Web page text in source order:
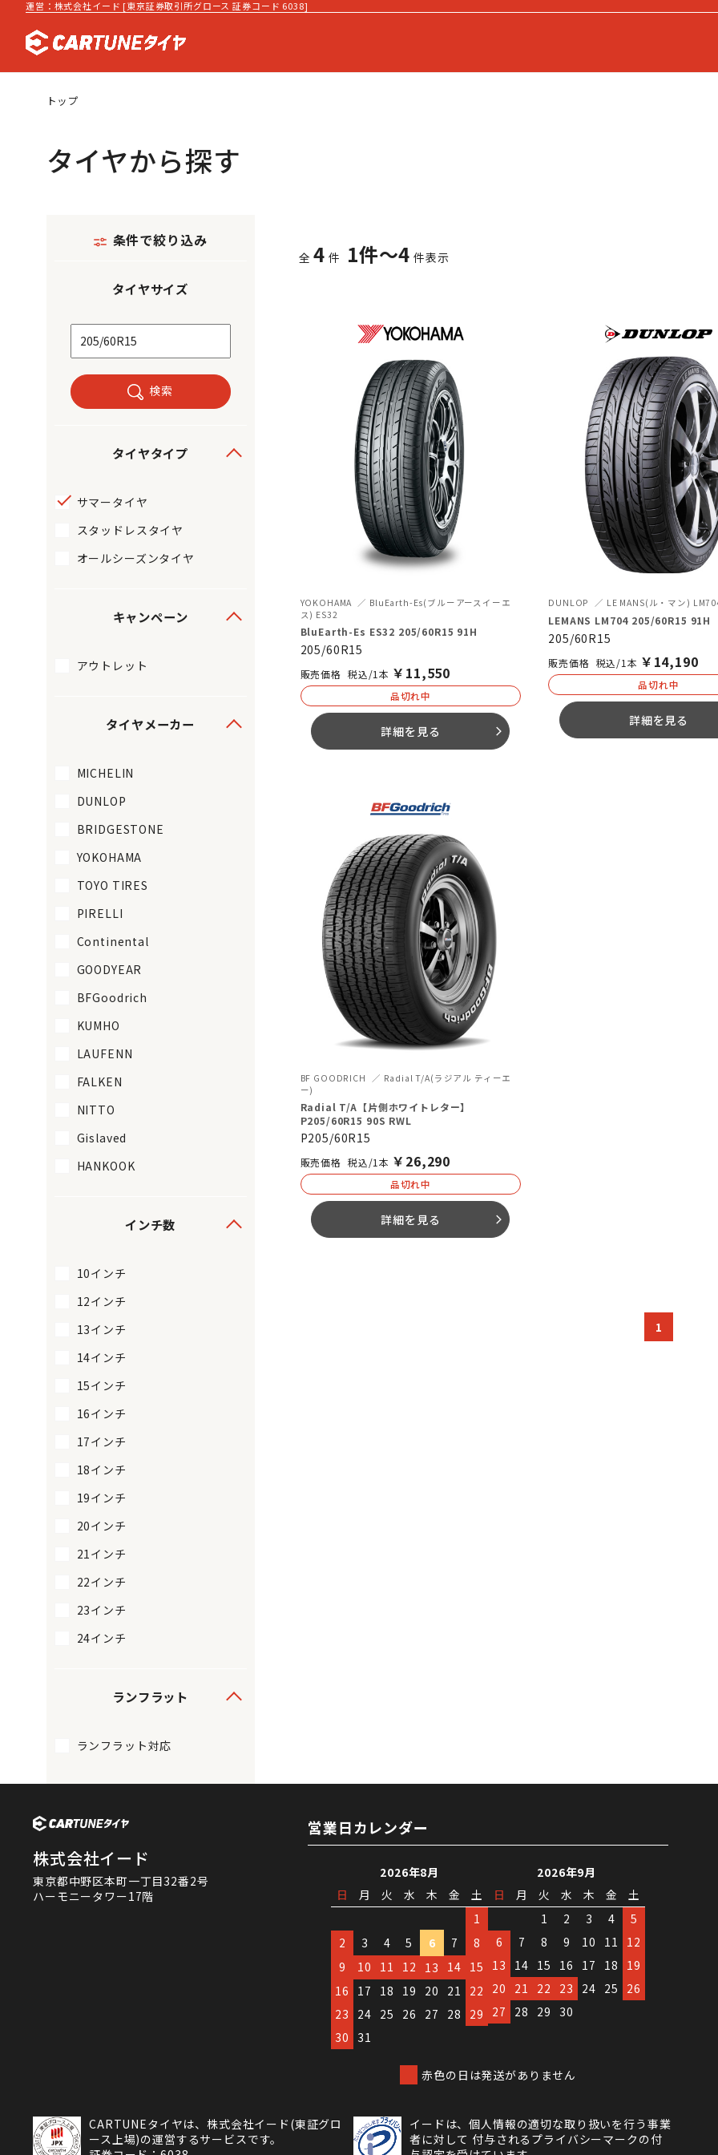
運営：株式会社イード [東京証券取引所グロース 証券コード 6038]
トップ
タイヤから探す
条件で絞り込み
タイヤサイズ
検索
タイヤタイプ
サマータイヤ
スタッドレスタイヤ
オールシーズンタイヤ
キャンペーン
アウトレット
タイヤメーカー
MICHELIN
DUNLOP
BRIDGESTONE
YOKOHAMA
TOYO TIRES
PIRELLI
Continental
GOODYEAR
BFGoodrich
KUMHO
LAUFENN
FALKEN
NITTO
Gislaved
HANKOOK
インチ数
10インチ
12インチ
13インチ
14インチ
15インチ
16インチ
17インチ
18インチ
19インチ
20インチ
21インチ
22インチ
23インチ
24インチ
ランフラット
ランフラット対応
全 4 件 1件～4 件表示
YOKOHAMA
BluEarth-Es(ブルーアースイーエ
ス) ES32
BluEarth-Es ES32 205/60R15 91H
205/60R15
税込/1本 ￥ 11,550
品切れ中
詳細を見る arrow_forward_ios
DUNLOP LE MANS(ル・マン)
LEMANS LM704 205/60R15 91H
205/60R15
税込/1本 ￥ 14,190
品切れ中
詳細を見る
BF GOODRICH
Radial T/A(ラジアル ティーエ
ー)
Radial T/A【片側ホワイトレター】
P205/60R15 90S RWL
P205/60R15
税込/1本 ￥ 26,290
品切れ中
詳細を見る arrow_forward_ios
1
株式会社イード
東京都中野区本町一丁目32番2号
ハーモニータワー17階
営業日カレンダー
2026年8月
日
月 火 水 木 金
土
1
2
3 4 5 6 7
8
9
10 11 12 13 14 15
16
17 18 19 20 21
22
23
24 25 26 27 28
29
30
31
2026年9月
日
月 火 水 木 金
土
1
2 3 4
5
6
7 8 9 10 11
12
13
14 15 16 17 18
19
20
21 22 23 24 25
26
27
28 29 30
赤色の日は発送がありません
CARTUNEタイヤは、株式会社イード(東証グロ
ース上場)の運営するサービスです。
イードは、個人情報の適切な取り扱いを行う事業
者に対して 付与されるプライバシーマークの付